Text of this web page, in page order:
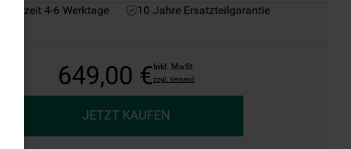
4-6 Werktage
10 Jahre Ersatzteilgarantie
649,00 €Inkl. MwSt
zzgl. Versand
JETZT KAUFEN